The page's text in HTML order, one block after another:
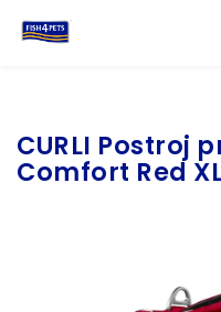
CURLI Postroj
Comfort Red